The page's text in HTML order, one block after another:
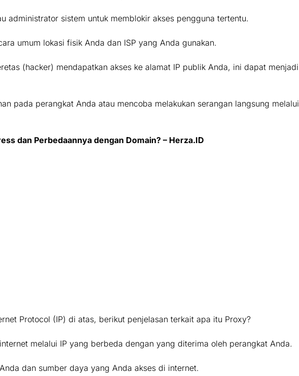
administrator sistem untuk memblokir akses pengguna tertentu.
umum lokasi fisik Anda dan ISP yang Anda gunakan.
(hacker) mendapatkan akses ke alamat IP publik Anda, ini dapat menjadi
pada perangkat Anda atau mencoba melakukan serangan langsung melalui
dan Perbedaannya dengan Domain? – Herza.ID
Protocol (IP) di atas, berikut penjelasan terkait apa itu Proxy?
melalui IP yang berbeda dengan yang diterima oleh perangkat Anda.
dan sumber daya yang Anda akses di internet.